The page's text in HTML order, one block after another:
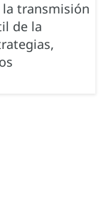
transmisión
de la